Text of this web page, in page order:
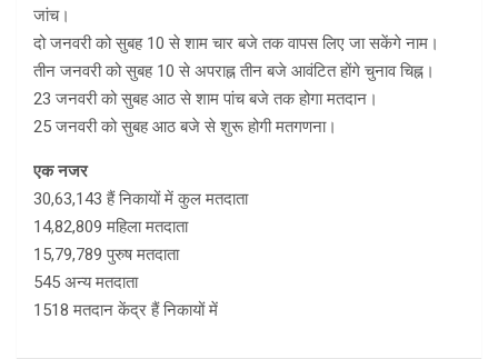
जांच।
दो जनवरी को सुबह 10 से शाम चार बजे तक वापस लिए जा सकेंगे नाम।
तीन जनवरी को सुबह 10 से अपराह्न तीन बजे आवंटित होंगे चुनाव चिह्न।
23 जनवरी को सुबह आठ से शाम पांच बजे तक होगा मतदान।
25 जनवरी को सुबह आठ बजे से शुरू होगी मतगणना।
एक नजर
30,63,143 हैं निकायों में कुल मतदाता
14,82,809 महिला मतदाता
15,79,789 पुरुष मतदाता
545 अन्य मतदाता
1518 मतदान केंद्र हैं निकायों में